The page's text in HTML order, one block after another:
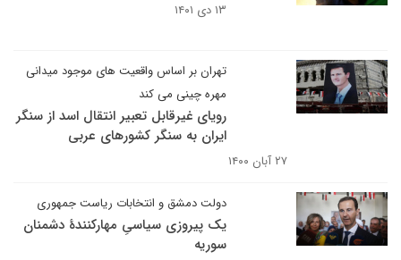
۱۳ دی ۱۴۰۱
تهران بر اساس واقعیت های موجود میدانی
مهره چینی می کند
رویای غیرقابل تعبیر انتقال اسد از سنگر
ایران به سنگر کشورهای عربی
۲۷ آبان ۱۴۰۰
دولت دمشق و انتخابات ریاست جمهوری
یک پیروزی سیاسیِ مهارکنندهٔ دشمنان
سوریه